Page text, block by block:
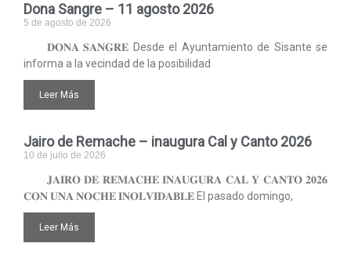
Dona Sangre – 11 agosto 2026
5 de agosto de 2026
𝐃𝐎𝐍𝐀 𝐒𝐀𝐍𝐆𝐑𝐄 Desde el Ayuntamiento de Sisante se
informa a la vecindad de la posibilidad
Leer Más
Jairo de Remache – inaugura Cal y Canto 2026
10 de julio de 2026
𝐉𝐀𝐈𝐑𝐎 𝐃𝐄 𝐑𝐄𝐌𝐀𝐂𝐇𝐄 𝐈𝐍𝐀𝐔𝐆𝐔𝐑𝐀 𝐂𝐀𝐋 𝐘 𝐂𝐀𝐍𝐓𝐎 𝟐𝟎𝟐𝟔
𝐂𝐎𝐍 𝐔𝐍𝐀 𝐍𝐎𝐂𝐇𝐄 𝐈𝐍𝐎𝐋𝐕𝐈𝐃𝐀𝐁𝐋𝐄 El pasado domingo,
Leer Más